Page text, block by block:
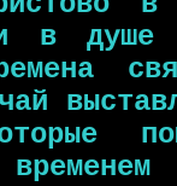
и в душе